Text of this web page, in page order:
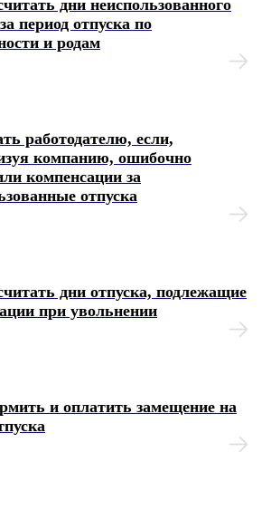
дни неиспользованного
период отпуска по
и родам
работодателю, если,
компанию, ошибочно
компенсации за
отпуска
дни отпуска, подлежащие
при увольнении
и оплатить замещение на